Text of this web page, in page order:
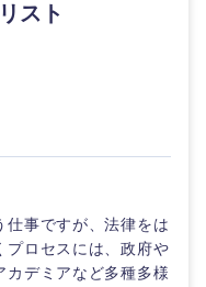
福井県
スト
仕事ですが、法律をは
プロセスには、政府や
カデミアなど多種多様